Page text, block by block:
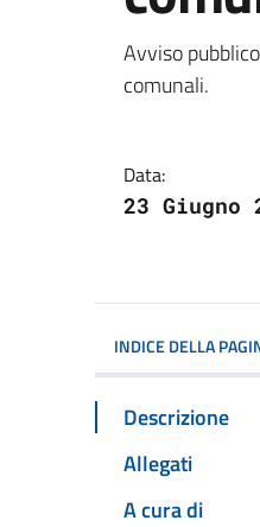
Avviso
comunali.
Data:
23 Giugno
INDICE DELLA
Descrizione
Allegati
A cura di